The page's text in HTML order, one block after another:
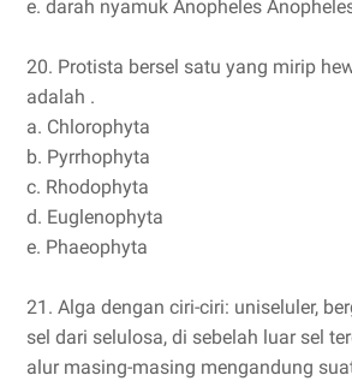
e. darah nyamuk Anopheles
20. Protista bersel satu yang mirip
adalah .
a. Chlorophyta
b. Pyrrhophyta
c. Rhodophyta
d. Euglenophyta
e. Phaeophyta
21. Alga dengan ciri-ciri: uniseluler,
sel dari selulosa, di sebelah luar sel
alur masing-masing mengandung